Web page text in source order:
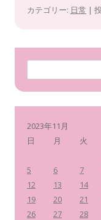
カテゴリー: 日常 |
索
2023年11月
日
月 火
5
6 7
12
13 14
19
20 21
26
27 28